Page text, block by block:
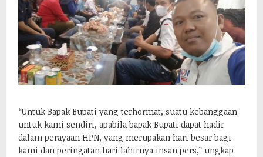
“Untuk Bapak Bupati yang terhormat, suatu kebanggaan
untuk kami sendiri, apabila bapak Bupati dapat hadir
dalam perayaan HPN, yang merupakan hari besar bagi
kami dan peringatan hari lahirnya insan pers,” ungkap